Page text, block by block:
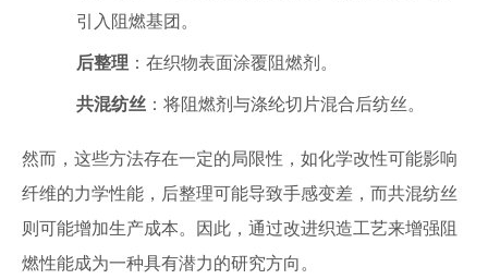
引入阻燃基团。
后整理 ：在织物表面涂覆阻燃剂。
共混纺丝 ：将阻燃剂与涤纶切片混合后纺丝。
然而，这些方法存在一定的局限性，如化学改性可能影响
纤维的力学性能，后整理可能导致手感变差，而共混纺丝
则可能增加生产成本。因此，通过改进织造工艺来增强阻
燃性能成为一种具有潜力的研究方向。